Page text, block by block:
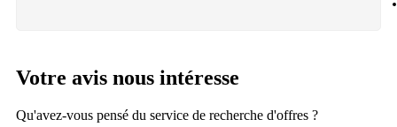
Votre avis nous intéresse
Qu'avez-vous pensé du service de recherche d'offres ?